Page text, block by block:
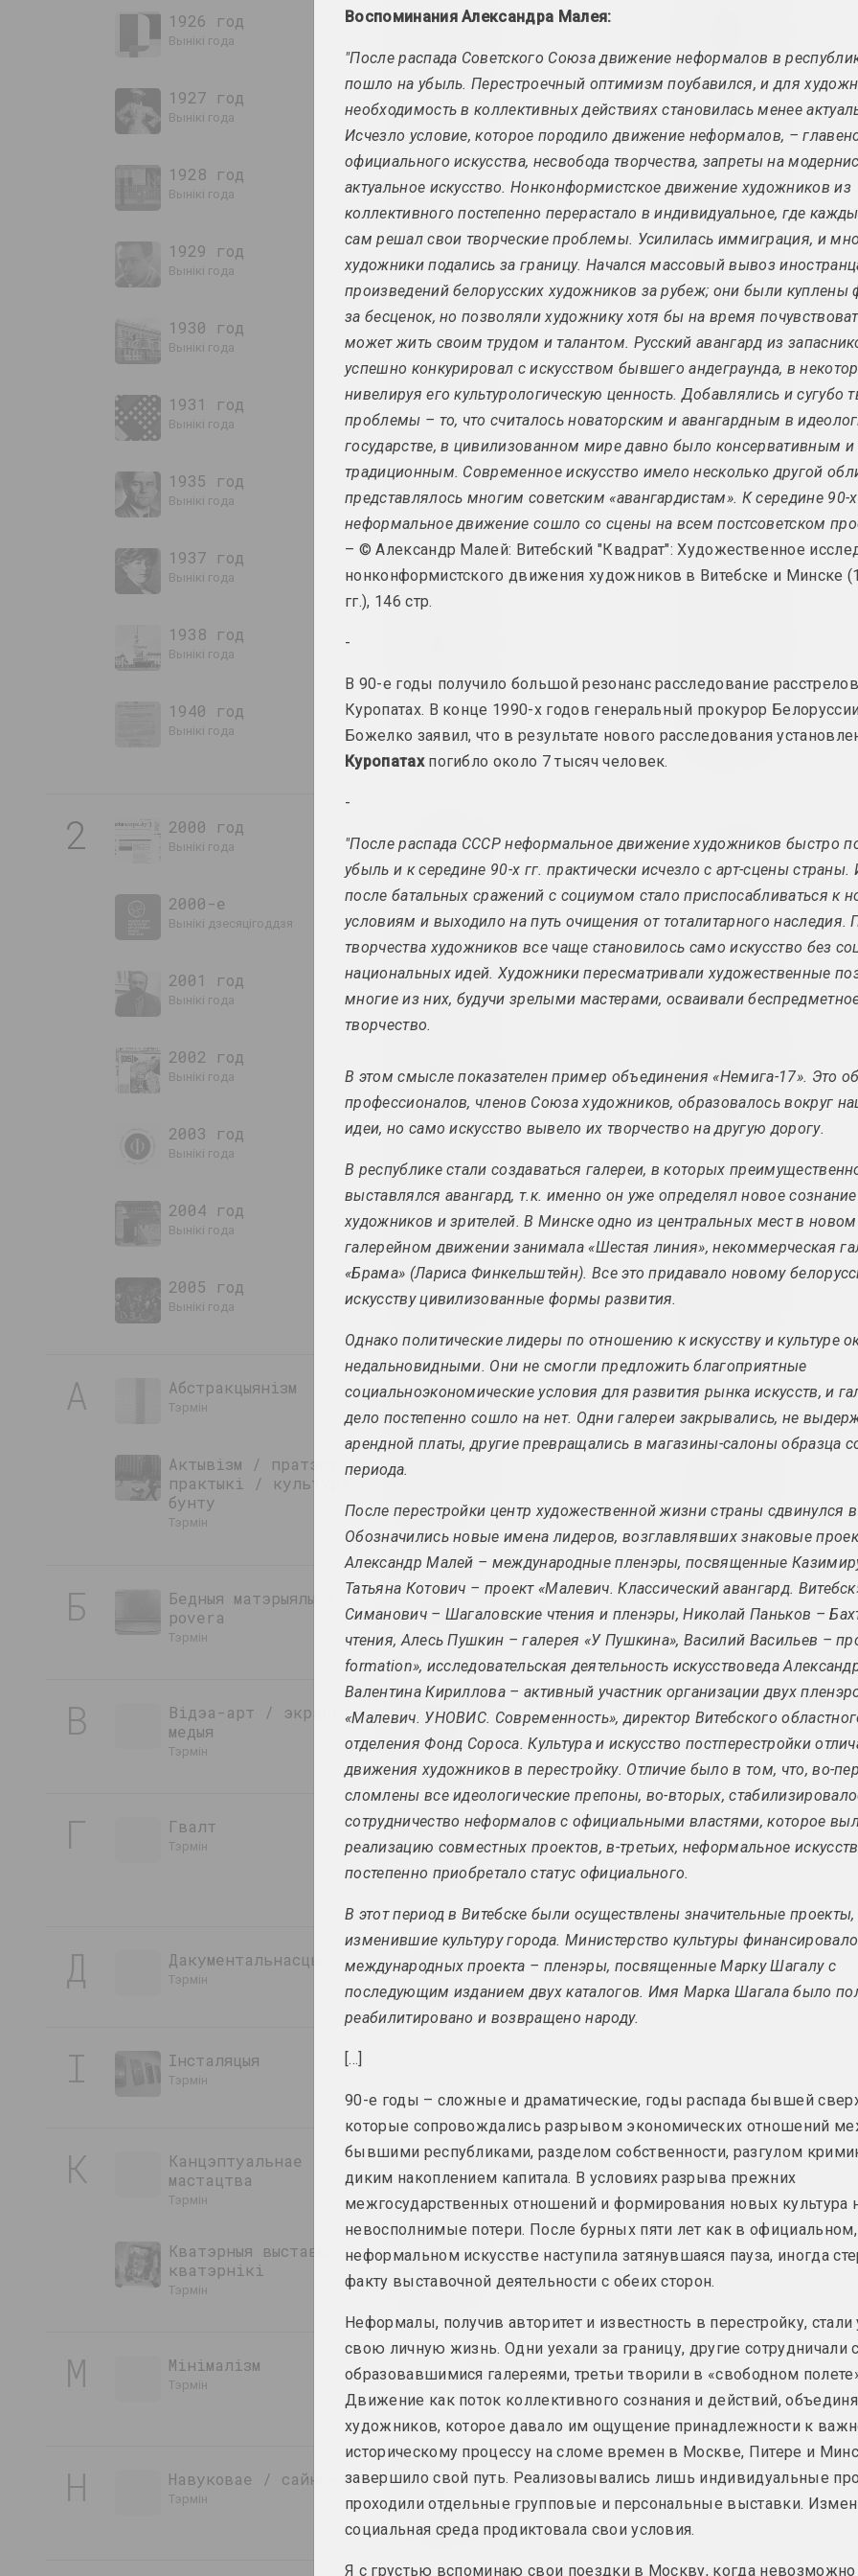
1926 год
вынікі года
1927 год
вынікі года
1928 год
вынікі года
1929 год
вынікі года
1930 год
вынікі года
1931 год
вынікі года
1935 год
вынікі года
1937 год
вынікі года
1938 год
вынікі года
1940 год
вынікі года
1954 год
1958 год
вынікі года
1960 год
вынікі года
1960-е годы
вынікі дзесяцігоддзя
1961 год
вынікі года
1962 год
вынікі года
1963 год
вынікі года
1964 год
вынікі года
1966 год
вынікі года
1975 год
вынікі года
1976 год
вынікі года
1977 год
вынікі года
1978 год
вынікі года
1979 год
вынікі года
1980 год
вынікі года
1980-е
вынікі
1982 год
вынікі года
2 2000 год
вынікі года
2000-е
вынікі дзесяцігоддзя
2001 год
вынікі года
2002 год
вынікі года
2003 год
вынікі года
2004 год
вынікі года
2005 год
вынікі года
вынікі года
2007 год
вынікі года
2008 год
вынікі года
вынікі года
2010 год
2011 год
вынікі года
вынікі года
вынікі года
2014 год
вынікі года
2015 год
вынікі года
вынікі года
2017 год
вынікі года
2019 год
А Абстракцыянізм
тэрмін
Актывізм / пратэстныя
практыкі / культура
бунту
тэрмін
Акцыянізм / мастацтва
тэрмін
Арт-брут /
аўтсайдэраў
тэрмін
Б
Бедныя матэрыялы / arte
povera
тэрмін
Біяграфія /
аўтабіяграфія
тэрмін
Брутальнае
бруталізм
тэрмін
В
Відэа-арт / экранныя
медыя
тэрмін
Вуснае кіно
Г Гвалт
тэрмін
Гендэрны аспект у
мастацтве / гендэрная
тэорыя
тэрмін
Гісторыя /
тэрмін
Д Дакументальнасць
тэрмін
Дэлегаваныя перформансы
І Інсталяцыя
тэрмін
К
Канцэптуальнае
мастацтва
тэрмін
Кватэрныя выставы /
кватэрнікі
тэрмін
Квір-оптыка / квір-
мастацтва
тэрмін
Кітч
Классицизм
тэрмін
тэрмін
М Мінімалізм
тэрмін
фатаграфіі
Феномен, школа
тэрмін
Н Навуковае / сайнс-арт
тэрмін
Наіўнае мастацтва /
Прымітывізм
Наратыўнае
тэрмін
Воспоминания Александра Малея:
"После распада Советского Союза движение неформалов в
пошло на убыль. Перестроечный оптимизм поубавился, и для
необходимость в коллективных действиях становилась менее
Исчезло условие, которое породило движение неформалов, –
официального искусства, несвобода творчества, запреты на
актуальное искусство. Нонконформистское движение художников из
коллективного постепенно перерастало в индивидуальное, где
сам решал свои творческие проблемы. Усилилась иммиграция, и
художники подались за границу. Начался массовый вывоз
произведений белорусских художников за рубеж; они были куплены
за бесценок, но позволяли художнику хотя бы на время
может жить своим трудом и талантом. Русский авангард из
успешно конкурировал с искусством бывшего андеграунда, в
нивелируя его культурологическую ценность. Добавлялись и сугубо
проблемы – то, что считалось новаторским и авангардным в
государстве, в цивилизованном мире давно было консервативным и
традиционным. Современное искусство имело несколько другой
представлялось многим советским «авангардистам». К середине 90-х
неформальное движение сошло со сцены на всем постсоветском
– © Александр Малей: Витебский "Квадрат": Художественное
нонконформистского движения художников в Витебске и Минске
гг.), 146 стр.
-
В 90-е годы получило большой резонанс расследование
Куропатах. В конце 1990-х годов генеральный прокурор
Божелко заявил, что в результате нового расследования
Куропатахпогибло около 7 тысяч человек.
-
"После распада СССР неформальное движение художников быстро
убыль и к середине 90-х гг. практически исчезло с арт-сцены страны.
после батальных сражений с социумом стало приспосабливаться к
условиям и выходило на путь очищения от тоталитарного наследия.
творчества художников все чаще становилось само искусство без
национальных идей. Художники пересматривали художественные
многие из них, будучи зрелыми мастерами, осваивали
творчество.
В этом смысле показателен пример объединения «Немига-17». Это
профессионалов, членов Союза художников, образовалось вокруг
идеи, но само искусство вывело их творчество на другую дорогу.
В республике стали создаваться галереи, в которых
выставлялся авангард, т.к. именно он уже определял новое сознание
художников и зрителей. В Минске одно из центральных мест в новом
галерейном движении занимала «Шестая линия», некоммерческая
«Брама» (Лариса Финкельштейн). Все это придавало новому
искусству цивилизованные формы развития.
Однако политические лидеры по отношению к искусству и культуре
недальновидными. Они не смогли предложить благоприятные
социальноэкономические условия для развития рынка искусств, и
дело постепенно сошло на нет. Одни галереи закрывались, не
арендной платы, другие превращались в магазины-салоны образца
периода.
После перестройки центр художественной жизни страны сдвинулся в
Обозначились новые имена лидеров, возглавлявших знаковые
Александр Малей – международные пленэры, посвященные
Татьяна Котович – проект «Малевич. Классический авангард.
Симанович – Шагаловские чтения и пленэры, Николай Паньков –
чтения, Алесь Пушкин – галерея «У Пушкина», Василий Васильев –
formation», исследовательская деятельность искусствоведа
Валентина Кириллова – активный участник организации двух
«Малевич. УНОВИС. Современность», директор Витебского
отделения Фонд Сороса. Культура и искусство постперестройки
движения художников в перестройку. Отличие было в том, что, во-
сломлены все идеологические препоны, во-вторых,
сотрудничество неформалов с официальными властями, которое
реализацию совместных проектов, в-третьих, неформальное
постепенно приобретало статус официального.
В этот период в Витебске были осуществлены значительные проекты,
изменившие культуру города. Министерство культуры
международных проекта – пленэры, посвященные Марку Шагалу с
последующим изданием двух каталогов. Имя Марка Шагала было
реабилитировано и возвращено народу.
[...]
90-е годы – сложные и драматические, годы распада бывшей
которые сопровождались разрывом экономических отношений
бывшими республиками, разделом собственности, разгулом
диким накоплением капитала. В условиях разрыва прежних
межгосударственных отношений и формирования новых культура
невосполнимые потери. После бурных пяти лет как в официальном,
неформальном искусстве наступила затянувшаяся пауза, иногда
факту выставочной деятельности с обеих сторон.
Неформалы, получив авторитет и известность в перестройку, стали
свою личную жизнь. Одни уехали за границу, другие сотрудничали
образовавшимися галереями, третьи творили в «свободном
Движение как поток коллективного сознания и действий,
художников, которое давало им ощущение принадлежности к
историческому процессу на сломе времен в Москве, Питере и
завершило свой путь. Реализовывались лишь индивидуальные
проходили отдельные групповые и персональные выставки.
социальная среда продиктовала свои условия.
Я с грустью вспоминаю свои поездки в Москву, когда